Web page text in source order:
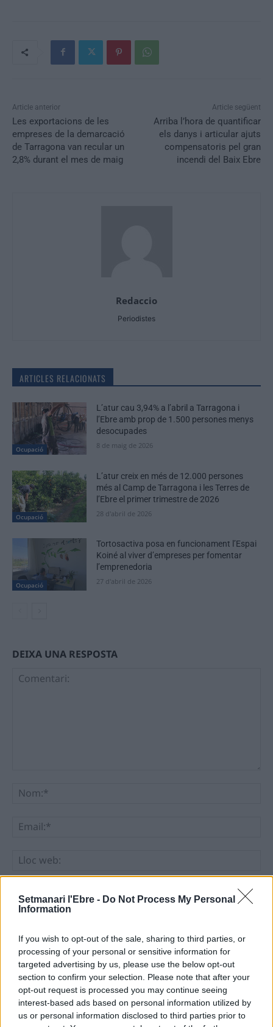
Setmanari l'Ebre - Do Not Process My Personal
Information
If you wish to opt-out of the sale, sharing to third parties, or
processing of your personal or sensitive information for
targeted advertising by us, please use the below opt-out
section to confirm your selection. Please note that after your
opt-out request is processed you may continue seeing
interest-based ads based on personal information utilized by
us or personal information disclosed to third parties prior to
Article anterior
Les exportacions de les
empreses de la demarcació
de Tarragona van recular un
2,8% durant el mes de maig
Article següent
Arriba l’hora de quantificar
els danys i articular ajuts
compensatoris pel gran
incendi del Baix Ebre
Redaccio
Periodistes
ARTICLES RELACIONATS
Ocupació
L’atur cau 3,94% a l’abril a Tarragona i
l’Ebre amb prop de 1.500 persones menys
desocupades
8 de maig de 2026
Ocupació
L’atur creix en més de 12.000 persones
més al Camp de Tarragona i les Terres de
l’Ebre el primer trimestre de 2026
28 d'abril de 2026
Ocupació
Tortosactiva posa en funcionament l’Espai
Koiné al viver d’empreses per fomentar
l’emprenedoria
27 d'abril de 2026
DEIXA UNA RESPOSTA
Deseu el meu nom, el correu electrònic i el lloc web en
aquest navegador per a la propera vegada que comenti.
ÚLTIMES NOTÍCIES